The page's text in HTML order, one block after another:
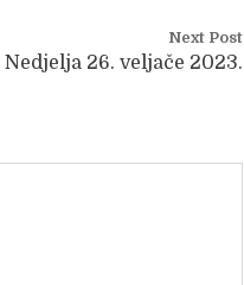
Next Post
Nedjelja 26. veljače 2023.